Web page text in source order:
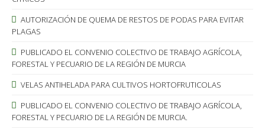
AUTORIZACIÓN DE QUEMA DE RESTOS DE PODAS PARA EVITAR
PLAGAS
PUBLICADO EL CONVENIO COLECTIVO DE TRABAJO AGRÍCOLA,
FORESTAL Y PECUARIO DE LA REGIÓN DE MURCIA
VELAS ANTIHELADA PARA CULTIVOS HORTOFRUTICOLAS
PUBLICADO EL CONVENIO COLECTIVO DE TRABAJO AGRÍCOLA,
FORESTAL Y PECUARIO DE LA REGIÓN DE MURCIA.